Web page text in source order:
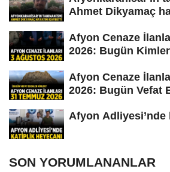
Ahmet Dikyamaç
Afyon Cenaze
2026: Bugün
Afyon Cenaze
2026: Bugün Vefat
Afyon Adliyesi’nde
SON YORUMLANANLAR